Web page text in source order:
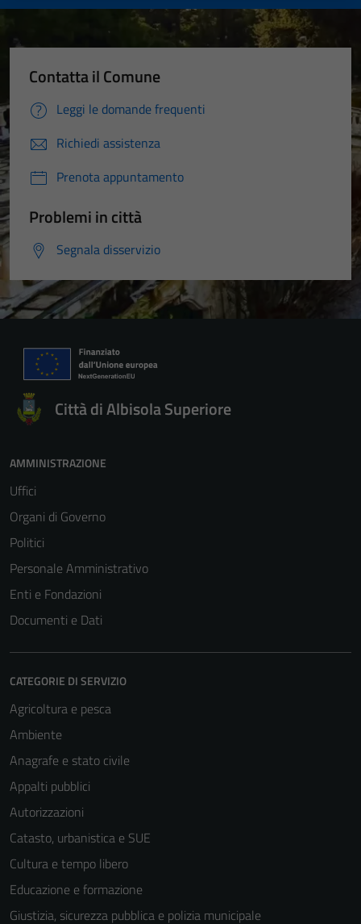
Contatta il Comune
Leggi le domande frequenti
Richiedi assistenza
Prenota appuntamento
Problemi in città
Segnala disservizio
Città di Albisola Superiore
AMMINISTRAZIONE
Uffici
Organi di Governo
Politici
Personale Amministrativo
Enti e Fondazioni
Documenti e Dati
CATEGORIE DI SERVIZIO
Agricoltura e pesca
Ambiente
Anagrafe e stato civile
Appalti pubblici
Autorizzazioni
Catasto, urbanistica e SUE
Cultura e tempo libero
Educazione e formazione
Giustizia, sicurezza pubblica e polizia municipale